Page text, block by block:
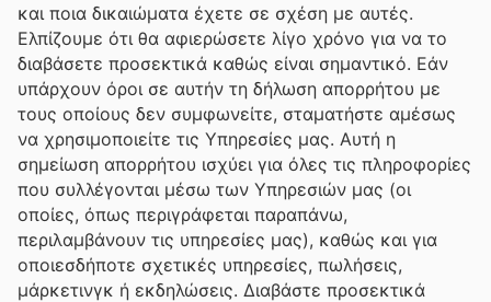
και ποια δικαιώματα έχετε σε σχέση με αυτές.
Ελπίζουμε ότι θα αφιερώσετε λίγο χρόνο για να το
διαβάσετε προσεκτικά καθώς είναι σημαντικό. Εάν
υπάρχουν όροι σε αυτήν τη δήλωση απορρήτου με
τους οποίους δεν συμφωνείτε, σταματήστε αμέσως
να χρησιμοποιείτε τις Υπηρεσίες μας. Αυτή η
σημείωση απορρήτου ισχύει για όλες τις πληροφορίες
που συλλέγονται μέσω των Υπηρεσιών μας (οι
οποίες, όπως περιγράφεται παραπάνω,
περιλαμβάνουν τις υπηρεσίες μας), καθώς και για
οποιεσδήποτε σχετικές υπηρεσίες, πωλήσεις,
μάρκετινγκ ή εκδηλώσεις. Διαβάστε προσεκτικά